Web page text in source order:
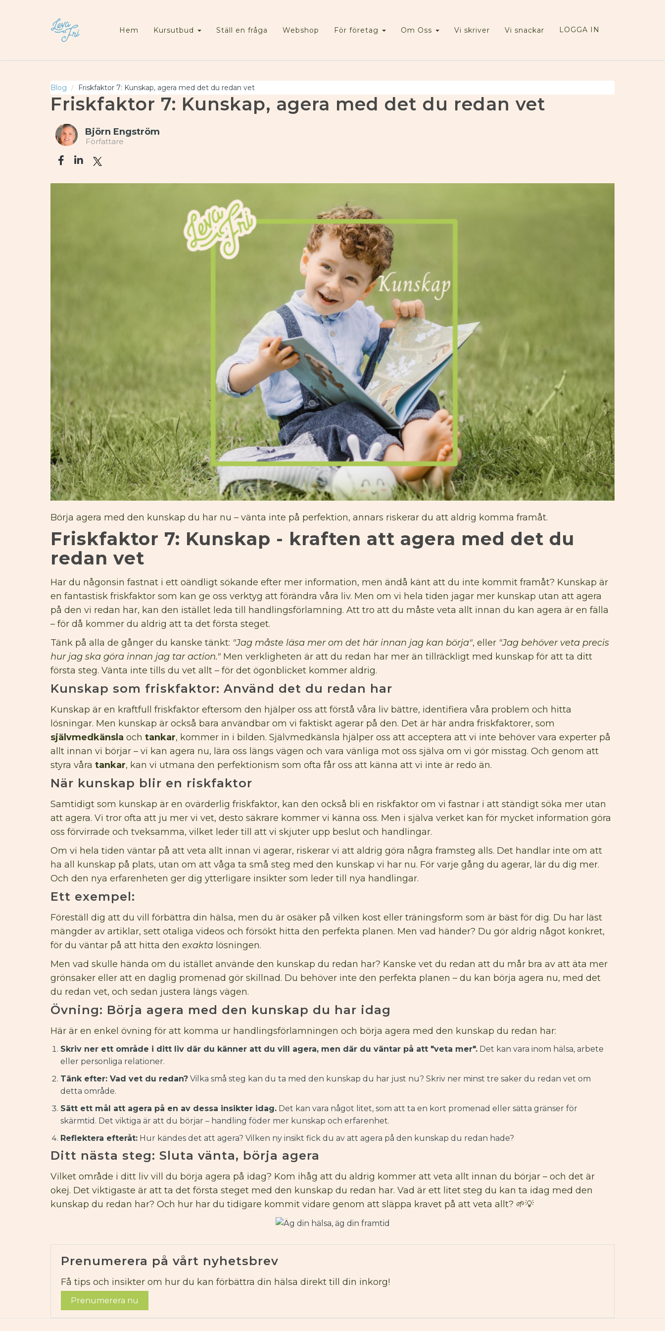
LOGGA IN
Hem Kursutbud Ställ en fråga Webshop För företag Om Oss Vi skriver Vi snackar
Blog Friskfaktor 7: Kunskap, agera med det du redan vet
Friskfaktor 7: Kunskap, agera med det du redan vet
Björn Engström
Författare
Börja agera med den kunskap du har nu – vänta inte på perfektion, annars riskerar du att aldrig komma framåt.
Friskfaktor 7: Kunskap - kraften att agera med det du
redan vet
Har du någonsin fastnat i ett oändligt sökande efter mer information, men ändå känt att du inte kommit framåt? Kunskap är
en fantastisk friskfaktor som kan ge oss verktyg att förändra våra liv. Men om vi hela tiden jagar mer kunskap utan att agera
på den vi redan har, kan den istället leda till handlingsförlamning. Att tro att du måste veta allt innan du kan agera är en fälla
– för då kommer du aldrig att ta det första steget.
Tänk på alla de gånger du kanske tänkt: "Jag måste läsa mer om det här innan jag kan börja", eller "Jag behöver veta precis
hur jag ska göra innan jag tar action." Men verkligheten är att du redan har mer än tillräckligt med kunskap för att ta ditt
första steg. Vänta inte tills du vet allt – för det ögonblicket kommer aldrig.
Kunskap som friskfaktor: Använd det du redan har
Kunskap är en kraftfull friskfaktor eftersom den hjälper oss att förstå våra liv bättre, identifiera våra problem och hitta
lösningar. Men kunskap är också bara användbar om vi faktiskt agerar på den. Det är här andra friskfaktorer, som
självmedkänsla och tankar, kommer in i bilden. Självmedkänsla hjälper oss att acceptera att vi inte behöver vara experter på
allt innan vi börjar – vi kan agera nu, lära oss längs vägen och vara vänliga mot oss själva om vi gör misstag. Och genom att
styra våra tankar, kan vi utmana den perfektionism som ofta får oss att känna att vi inte är redo än.
När kunskap blir en riskfaktor
Samtidigt som kunskap är en ovärderlig friskfaktor, kan den också bli en riskfaktor om vi fastnar i att ständigt söka mer utan
att agera. Vi tror ofta att ju mer vi vet, desto säkrare kommer vi känna oss. Men i själva verket kan för mycket information göra
oss förvirrade och tveksamma, vilket leder till att vi skjuter upp beslut och handlingar.
Om vi hela tiden väntar på att veta allt innan vi agerar, riskerar vi att aldrig göra några framsteg alls. Det handlar inte om att
ha all kunskap på plats, utan om att våga ta små steg med den kunskap vi har nu. För varje gång du agerar, lär du dig mer.
Och den nya erfarenheten ger dig ytterligare insikter som leder till nya handlingar.
Ett exempel:
Föreställ dig att du vill förbättra din hälsa, men du är osäker på vilken kost eller träningsform som är bäst för dig. Du har läst
mängder av artiklar, sett otaliga videos och försökt hitta den perfekta planen. Men vad händer? Du gör aldrig något konkret,
för du väntar på att hitta den exakta lösningen.
Men vad skulle hända om du istället använde den kunskap du redan har? Kanske vet du redan att du mår bra av att äta mer
grönsaker eller att en daglig promenad gör skillnad. Du behöver inte den perfekta planen – du kan börja agera nu, med det
du redan vet, och sedan justera längs vägen.
Övning: Börja agera med den kunskap du har idag
Här är en enkel övning för att komma ur handlingsförlamningen och börja agera med den kunskap du redan har:
Skriv ner ett område i ditt liv där du känner att du vill agera, men där du väntar på att "veta mer". Det kan vara inom hälsa, arbete
eller personliga relationer.
Tänk efter: Vad vet du redan? Vilka små steg kan du ta med den kunskap du har just nu? Skriv ner minst tre saker du redan vet om
detta område.
Sätt ett mål att agera på en av dessa insikter idag. Det kan vara något litet, som att ta en kort promenad eller sätta gränser för
skärmtid. Det viktiga är att du börjar – handling föder mer kunskap och erfarenhet.
Reflektera efteråt: Hur kändes det att agera? Vilken ny insikt fick du av att agera på den kunskap du redan hade?
Ditt nästa steg: Sluta vänta, börja agera
Vilket område i ditt liv vill du börja agera på idag? Kom ihåg att du aldrig kommer att veta allt innan du börjar – och det är
okej. Det viktigaste är att ta det första steget med den kunskap du redan har. Vad är ett litet steg du kan ta idag med den
kunskap du redan har? Och hur har du tidigare kommit vidare genom att släppa kravet på att veta allt? 🌱💡
Prenumerera på vårt nyhetsbrev
Få tips och insikter om hur du kan förbättra din hälsa direkt till din inkorg!
Prenumerera nu